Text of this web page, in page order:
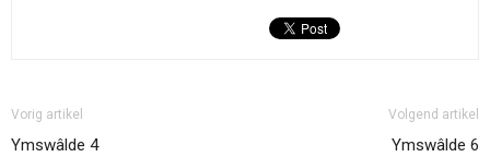
Vorig artikel
Ymswâlde 4
Volgend artikel
Ymswâlde 6